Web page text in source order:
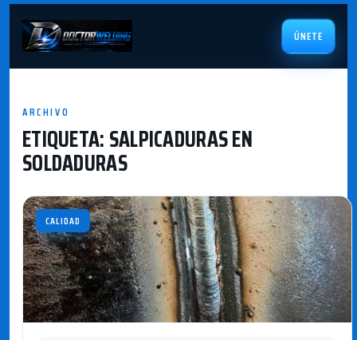
ÚNETE
ARCHIVO
ETIQUETA:SALPICADURAS EN
SOLDADURAS
CALIDAD